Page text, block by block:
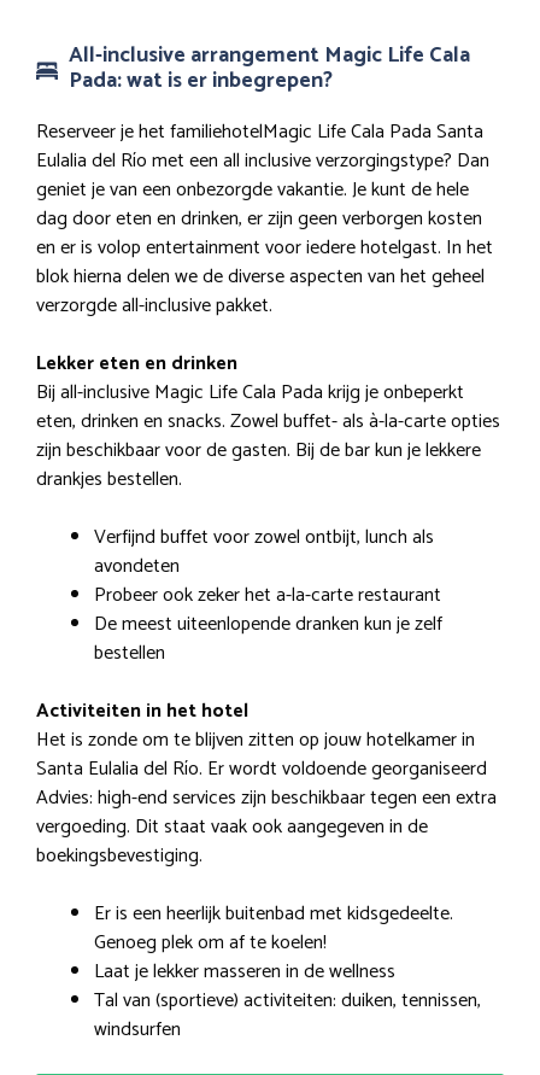
All-inclusive arrangement Magic Life Cala
Pada: wat is er inbegrepen?
Reserveer je het familiehotelMagic Life Cala Pada Santa
Eulalia del Río met een all inclusive verzorgingstype? Dan
geniet je van een onbezorgde vakantie. Je kunt de hele
dag door eten en drinken, er zijn geen verborgen kosten
en er is volop entertainment voor iedere hotelgast. In het
blok hierna delen we de diverse aspecten van het geheel
verzorgde all-inclusive pakket.
Lekker eten en drinken
Bij all-inclusive Magic Life Cala Pada krijg je onbeperkt
eten, drinken en snacks. Zowel buffet- als à-la-carte opties
zijn beschikbaar voor de gasten. Bij de bar kun je lekkere
drankjes bestellen.
Verfijnd buffet voor zowel ontbijt, lunch als
avondeten
Probeer ook zeker het a-la-carte restaurant
De meest uiteenlopende dranken kun je zelf
bestellen
Activiteiten in het hotel
Het is zonde om te blijven zitten op jouw hotelkamer in
Santa Eulalia del Río. Er wordt voldoende georganiseerd
Advies: high-end services zijn beschikbaar tegen een extra
vergoeding. Dit staat vaak ook aangegeven in de
boekingsbevestiging.
Er is een heerlijk buitenbad met kidsgedeelte.
Genoeg plek om af te koelen!
Laat je lekker masseren in de wellness
Tal van (sportieve) activiteiten: duiken, tennissen,
windsurfen